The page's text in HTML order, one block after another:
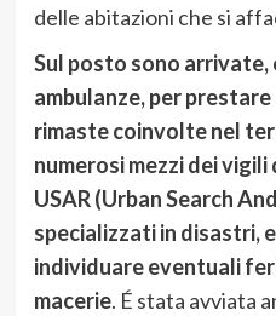
delle abitazioni che si
Sul posto sono arrivate,
ambulanze, per
rimaste coinvolte nel
numerosi mezzi dei
USAR (Urban Search
specializzati in disastri,
individuare eventuali
macerie. É stata avviata